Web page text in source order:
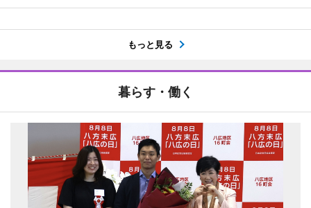
もっと見る
暮らす・働く